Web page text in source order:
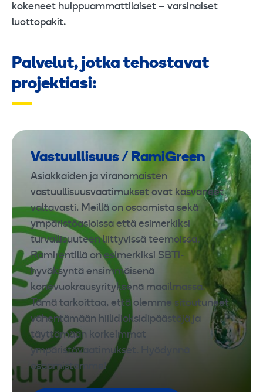
kokeneet huippuammattilaiset – varsinaiset
luottopakit.
Palvelut, jotka tehostavat
projektiasi:
Vastuullisuus / RamiGreen
Asiakkaiden ja viranomaisten
vastuullisuusvaatimukset ovat kasvaneet
valtavasti. Meillä on osaamista sekä
ympäristöasioissa että esimerkiksi
turvallisuuteen liittyvissä teemoissa.
Ramirentillä on esimerkiksi SBTi-
hyväksyntä ensimmäisenä
konevuokrausyrityksenä maailmassa.
Tämä tarkoittaa, että olemme sitoutuneet
vähentämään hiilidioksidipäästöjä ja
täyttämään korkeimmat
ympäristövaatimukset. Hyödynnä
osaamistamme!